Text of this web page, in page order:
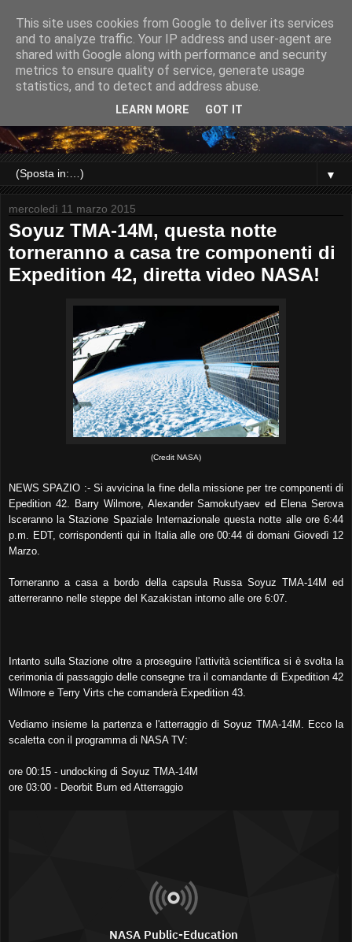
▼
mercoledì 11 marzo 2015
Soyuz TMA-14M, questa notte
torneranno a casa tre componenti di
Expedition 42, diretta video NASA!
(Credit NASA)
NEWS SPAZIO :- Si avvicina la fine della missione per tre componenti di
Epedition 42. Barry Wilmore, Alexander Samokutyaev ed Elena Serova
lsceranno la Stazione Spaziale Internazionale questa notte alle ore 6:44
p.m. EDT, corrispondenti qui in Italia alle ore 00:44 di domani Giovedì 12
Marzo.
Torneranno a casa a bordo della capsula Russa Soyuz TMA-14M ed
atterreranno nelle steppe del Kazakistan intorno alle ore 6:07.
Intanto sulla Stazione oltre a proseguire l'attività scientifica si è svolta la
cerimonia di passaggio delle consegne tra il comandante di Expedition 42
Wilmore e Terry Virts che comanderà Expedition 43.
Vediamo insieme la partenza e l'atterraggio di Soyuz TMA-14M. Ecco la
scaletta con il programma di NASA TV:
ore 00:15 - undocking di Soyuz TMA-14M
ore 03:00 - Deorbit Burn ed Atterraggio
This site uses cookies from Google to deliver its services
and to analyze traffic. Your IP address and user-agent are
shared with Google along with performance and security
metrics to ensure quality of service, generate usage
statistics, and to detect and address abuse.
LEARN MORE GOT IT